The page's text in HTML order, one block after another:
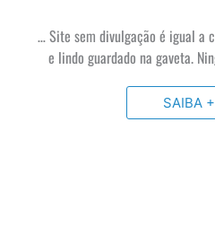
… Site sem divulgação é igual a
e lindo guardado na gaveta.
SAIBA +